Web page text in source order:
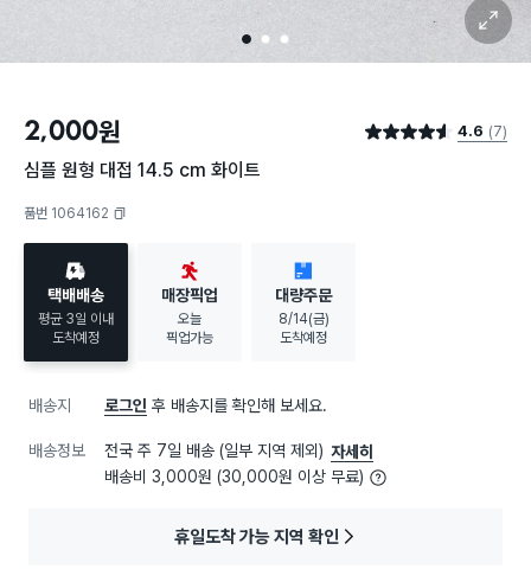
1 2 3
확대 보기
2,000원 별점 4.6점 4.6 (7)
심플 원형 대접 14.5 cm 화이트
품번 1064162
택배배송
평균 3일 이내
도착예정
매장픽업
오늘
픽업가능
대량주문
8/14(금)
도착예정
배송지 로그인 후 배송지를 확인해 보세요.
배송정보 전국 주 7일 배송 (일부 지역 제외) 자세히
배송비 3,000원 (30,000원 이상 무료)
휴일도착 가능 지역 확인